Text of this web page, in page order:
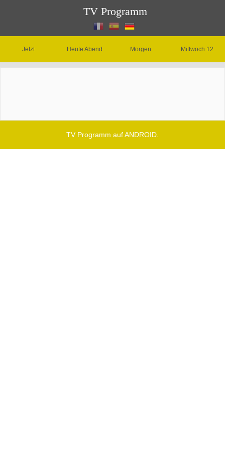
TV Programm
Jetzt Heute Abend Morgen Mittwoch 12
TV Programm auf ANDROID.